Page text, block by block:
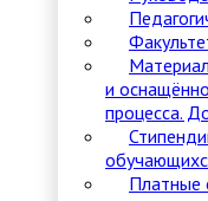
и
процесса.
Платные